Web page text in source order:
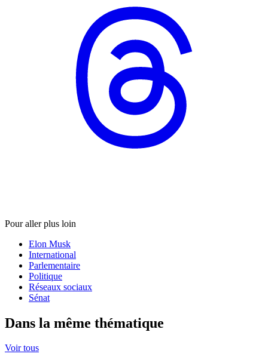
Pour aller plus loin
Elon Musk
International
Parlementaire
Politique
Réseaux sociaux
Sénat
Dans la même thématique
Voir tous